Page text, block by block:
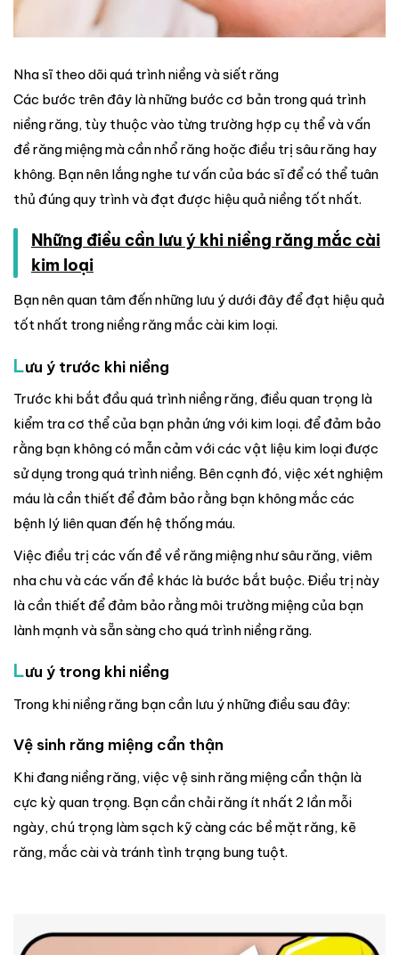
Nha sĩ theo dõi quá trình niềng và siết răng
Các bước trên đây là những bước cơ bản trong quá trình
niềng răng, tùy thuộc vào từng trường hợp cụ thể và vấn
đề răng miệng mà cần nhổ răng hoặc điều trị sâu răng hay
không. Bạn nên lắng nghe tư vấn của bác sĩ để có thể tuân
thủ đúng quy trình và đạt được hiệu quả niềng tốt nhất.
Những điều cần lưu ý khi niềng răng mắc cài
kim loại
Bạn nên quan tâm đến những lưu ý dưới đây để đạt hiệu quả
tốt nhất trong niềng răng mắc cài kim loại.
Lưu ý trước khi niềng
Trước khi bắt đầu quá trình niềng răng, điều quan trọng là
kiểm tra cơ thể của bạn phản ứng với kim loại. để đảm bảo
rằng bạn không có mẫn cảm với các vật liệu kim loại được
sử dụng trong quá trình niềng. Bên cạnh đó, việc xét nghiệm
máu là cần thiết để đảm bảo rằng bạn không mắc các
bệnh lý liên quan đến hệ thống máu.
Việc điều trị các vấn đề về răng miệng như sâu răng, viêm
nha chu và các vấn đề khác là bước bắt buộc. Điều trị này
là cần thiết để đảm bảo rằng môi trường miệng của bạn
lành mạnh và sẵn sàng cho quá trình niềng răng.
Lưu ý trong khi niềng
Trong khi niềng răng bạn cần lưu ý những điều sau đây:
Vệ sinh răng miệng cẩn thận
Khi đang niềng răng, việc vệ sinh răng miệng cẩn thận là
cực kỳ quan trọng. Bạn cần chải răng ít nhất 2 lần mỗi
ngày, chú trọng làm sạch kỹ càng các bề mặt răng, kẽ
răng, mắc cài và tránh tình trạng bung tuột.